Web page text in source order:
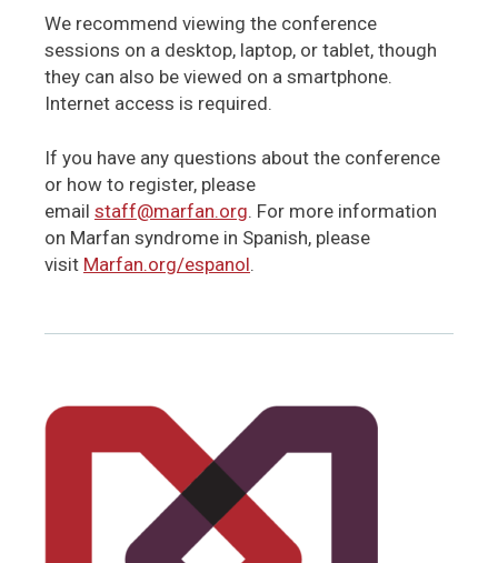
We recommend viewing the conference
sessions on a desktop, laptop, or tablet, though
they can also be viewed on a smartphone.
Internet access is required.
If you have any questions about the conference
or how to register, please
email staff@marfan.org. For more information
on Marfan syndrome in Spanish, please
visit Marfan.org/espanol.